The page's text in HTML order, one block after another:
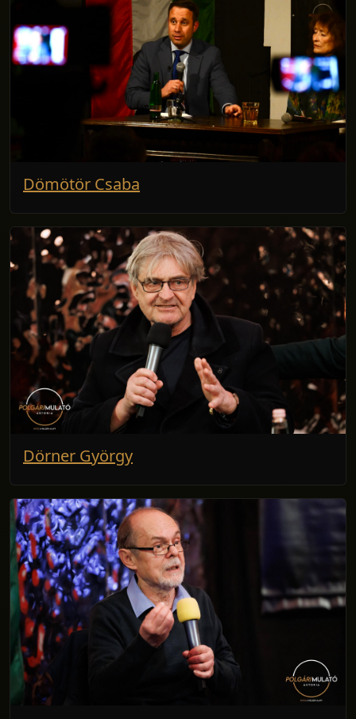
Dömötör Csaba
Dörner György